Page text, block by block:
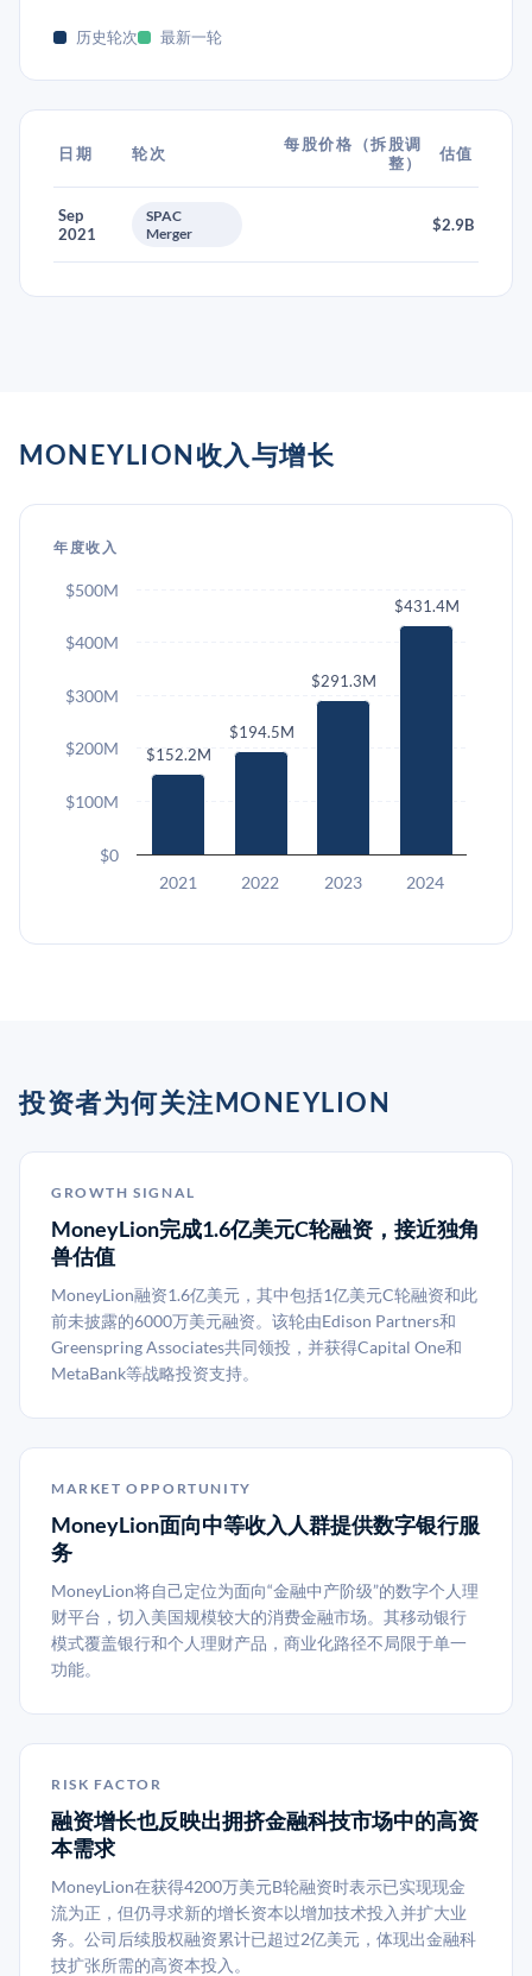
历史轮次 最新一轮
日期 轮次
每股价格（拆股调
整）
估值
Sep
2021
SPAC
Merger
$2.9B
MONEYLION收入与增长
年度收入
$152.2M
$194.5M
$291.3M
$431.4M
2021 2022 2023 2024
$0
$100M
$200M
$300M
$400M
$500M
投资者为何关注MONEYLION
GROWTH SIGNAL
MoneyLion完成1.6亿美元C轮融资，接近独角
兽估值
MoneyLion融资1.6亿美元，其中包括1亿美元C轮融资和此
前未披露的6000万美元融资。该轮由Edison Partners和
Greenspring Associates共同领投，并获得Capital One和
MetaBank等战略投资支持。
MARKET OPPORTUNITY
MoneyLion面向中等收入人群提供数字银行服
务
MoneyLion将自己定位为面向“金融中产阶级”的数字个人理
财平台，切入美国规模较大的消费金融市场。其移动银行
模式覆盖银行和个人理财产品，商业化路径不局限于单一
功能。
RISK FACTOR
融资增长也反映出拥挤金融科技市场中的高资
本需求
MoneyLion在获得4200万美元B轮融资时表示已实现现金
流为正，但仍寻求新的增长资本以增加技术投入并扩大业
务。公司后续股权融资累计已超过2亿美元，体现出金融科
技扩张所需的高资本投入。